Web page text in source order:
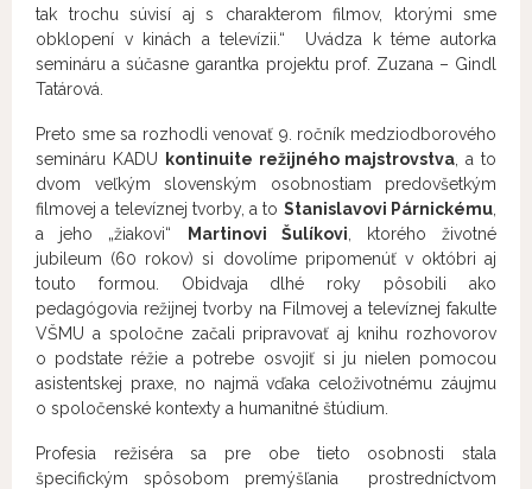
tak trochu súvisí aj s charakterom filmov, ktorými sme
obklopení v kinách a televízii.“ Uvádza k téme autorka
semináru a súčasne garantka projektu prof. Zuzana – Gindl
Tatárová.
Preto sme sa rozhodli venovať 9. ročník medziodborového
semináru KADU
kontinuite režijného majstrovstva , a to
dvom veľkým slovenským osobnostiam predovšetkým
filmovej a televíznej tvorby, a to Stanislavovi Párnickému
a jeho „žiakovi“
Martinovi Šulíkovi , ktorého životné
jubileum (60 rokov) si dovolíme pripomenúť v októbri aj
touto formou. Obidvaja dlhé roky pôsobili ako
pedagógovia režijnej tvorby na Filmovej a televíznej fakulte
VŠMU a spoločne začali pripravovať aj knihu rozhovorov
o podstate réžie a potrebe osvojiť si ju nielen pomocou
asistentskej praxe, no najmä vďaka celoživotnému záujmu
o spoločenské kontexty a humanitné štúdium.
Profesia režiséra sa pre obe tieto osobnosti stala
špecifickým spôsobom premýšľania prostredníctvom